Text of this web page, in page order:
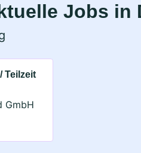
Jobs in
Teilzeit
GmbH